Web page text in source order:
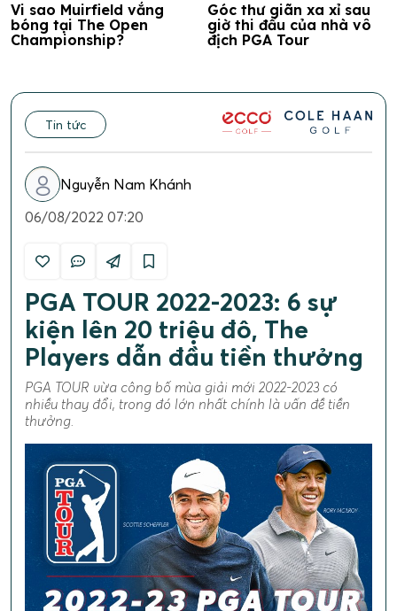
Vi sao Muirfield vắng
bóng tại The Open
Championship?
Góc thư giãn xa xỉ sau
giờ thi đấu của nhà vô
địch PGA Tour
Tin tức
Nguyễn Nam Khánh
06/08/2022 07:20
PGA TOUR 2022-2023: 6 sự
kiện lên 20 triệu đô, The
Players dẫn đầu tiền thưởng
PGA TOUR vừa công bố mùa giải mới 2022-2023 có
nhiều thay đổi, trong đó lớn nhất chính là vấn đề tiền
thưởng.